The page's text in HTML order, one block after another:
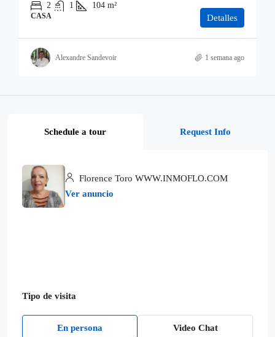
2 1 104 m²
CASA Detalles
Alexandre Sandevoir 1 semana ago
Schedule a tour Request Info
Florence Toro WWW.INMOFLO.COM
Ver anuncio
Tipo de visita
En persona Video Chat